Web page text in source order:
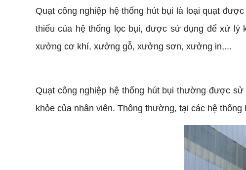
Quạt công nghiệp hệ thống hút bụi là loại quạt
thiếu của hệ thống lọc bụi, được sử dụng để xử lý
xưởng cơ khí, xưởng gỗ, xưởng sơn, xưởng in,...
Quạt công nghiệp hệ thống hút bụi thường được
khỏe của nhân viên. Thông thường, tại các hệ